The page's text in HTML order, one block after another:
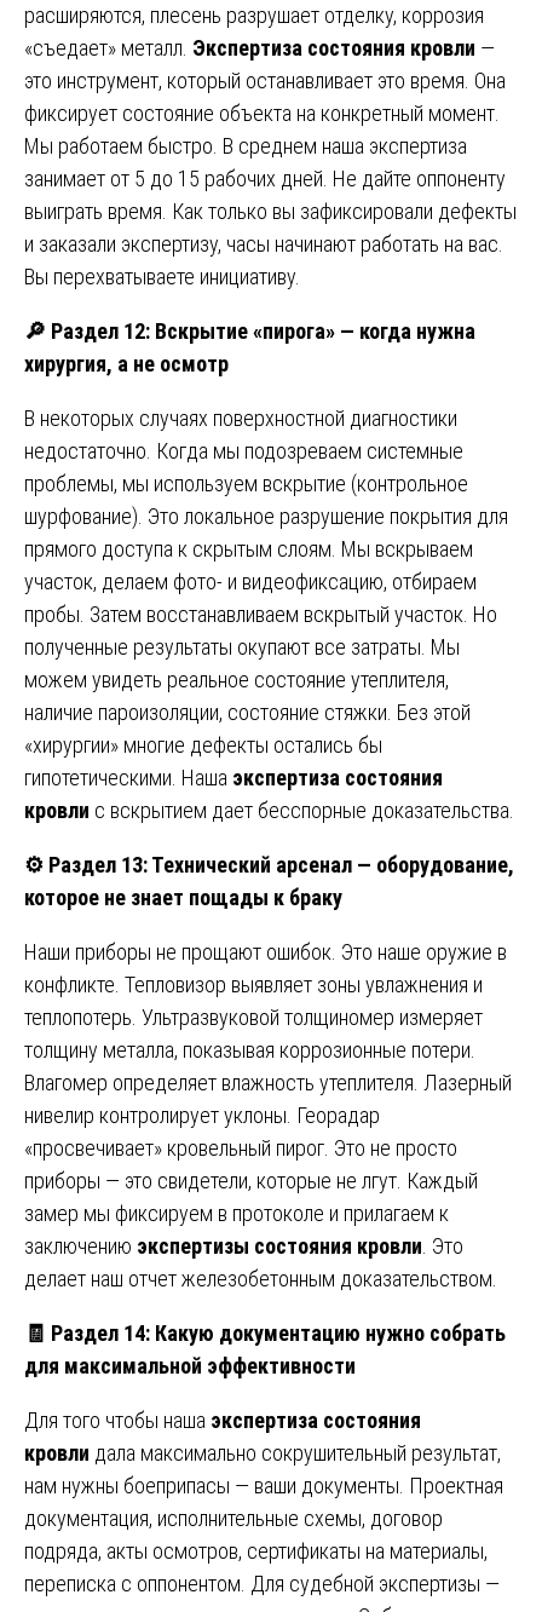
расширяются, плесень разрушает отделку, коррозия
«съедает» металл. Экспертиза состояния кровли —
это инструмент, который останавливает это время. Она
фиксирует состояние объекта на конкретный момент.
Мы работаем быстро. В среднем наша экспертиза
занимает от 5 до 15 рабочих дней. Не дайте оппоненту
выиграть время. Как только вы зафиксировали дефекты
и заказали экспертизу, часы начинают работать на вас.
Вы перехватываете инициативу.
🔎 Раздел 12: Вскрытие «пирога» — когда нужна
хирургия, а не осмотр
В некоторых случаях поверхностной диагностики
недостаточно. Когда мы подозреваем системные
проблемы, мы используем вскрытие (контрольное
шурфование). Это локальное разрушение покрытия для
прямого доступа к скрытым слоям. Мы вскрываем
участок, делаем фото- и видеофиксацию, отбираем
пробы. Затем восстанавливаем вскрытый участок. Но
полученные результаты окупают все затраты. Мы
можем увидеть реальное состояние утеплителя,
наличие пароизоляции, состояние стяжки. Без этой
«хирургии» многие дефекты остались бы
гипотетическими. Наша экспертиза состояния
кровли с вскрытием дает бесспорные доказательства.
⚙️ Раздел 13: Технический арсенал — оборудование,
которое не знает пощады к браку
Наши приборы не прощают ошибок. Это наше оружие в
конфликте. Тепловизор выявляет зоны увлажнения и
теплопотерь. Ультразвуковой толщиномер измеряет
толщину металла, показывая коррозионные потери.
Влагомер определяет влажность утеплителя. Лазерный
нивелир контролирует уклоны. Георадар
«просвечивает» кровельный пирог. Это не просто
приборы — это свидетели, которые не лгут. Каждый
замер мы фиксируем в протоколе и прилагаем к
заключению экспертизы состояния кровли . Это
делает наш отчет железобетонным доказательством.
🧾 Раздел 14: Какую документацию нужно собрать
для максимальной эффективности
Для того чтобы наша экспертиза состояния
кровли дала максимально сокрушительный результат,
нам нужны боеприпасы — ваши документы. Проектная
документация, исполнительные схемы, договор
подряда, акты осмотров, сертификаты на материалы,
переписка с оппонентом. Для судебной экспертизы —